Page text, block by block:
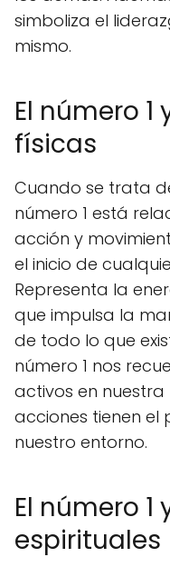
simboliza el
mismo.
El número 1
físicas
Cuando se trata
número 1 está
acción y
el inicio de
Representa la
que impulsa la
de todo lo que
número 1 nos
activos en
acciones tienen
nuestro entorno.
El número 1
espirituales